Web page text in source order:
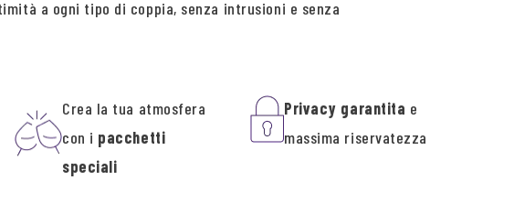
a ogni tipo di coppia, senza intrusioni e senza
Crea la tua atmosfera
con i pacchetti
speciali
Privacy garantita e
massima riservatezza